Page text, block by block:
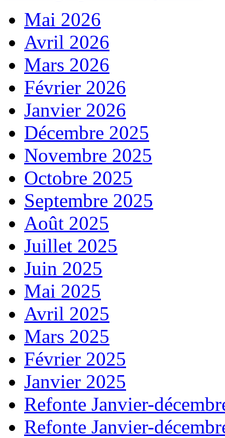
Mai 2026
Avril 2026
Mars 2026
Février 2026
Janvier 2026
Décembre 2025
Novembre 2025
Octobre 2025
Septembre 2025
Août 2025
Juillet 2025
Juin 2025
Mai 2025
Avril 2025
Mars 2025
Février 2025
Janvier 2025
Refonte Janvier-
Refonte Janvier-